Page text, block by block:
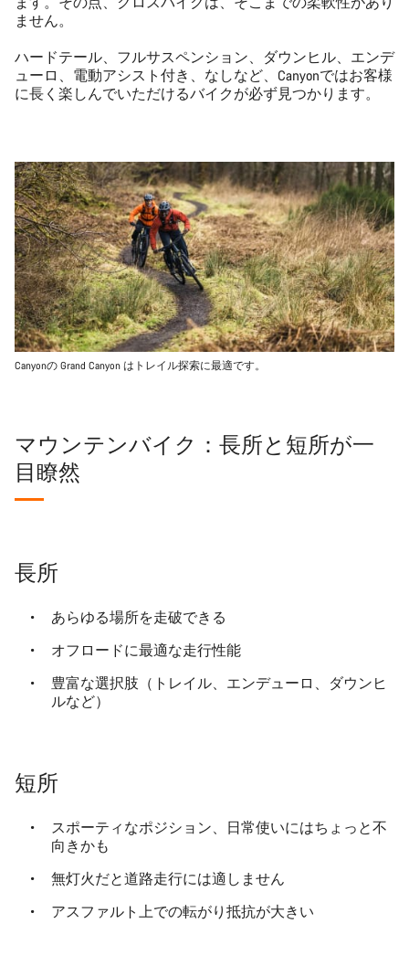
ません。
ハードテール、フルサスペンション、ダウンヒル、エンデ
ューロ、電動アシスト付き、なしなど、Canyonではお客様
に長く楽しんでいただけるバイクが必ず見つかります。
Canyonの Grand Canyon はトレイル探索に最適です。
マウンテンバイク：長所と短所が一
目瞭然
長所
あらゆる場所を走破できる
オフロードに最適な走行性能
豊富な選択肢（トレイル、エンデューロ、ダウンヒ
ルなど）
短所
スポーティなポジション、日常使いにはちょっと不
向きかも
無灯火だと道路走行には適しません
アスファルト上での転がり抵抗が大きい